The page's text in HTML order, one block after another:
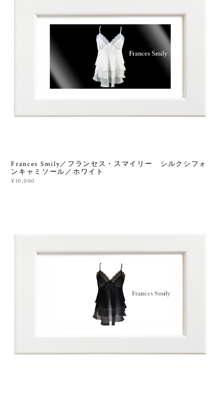
Frances Smily／フランセス・スマイリー シルクシフォ
ンキャミソール／ホワイト
¥10,000